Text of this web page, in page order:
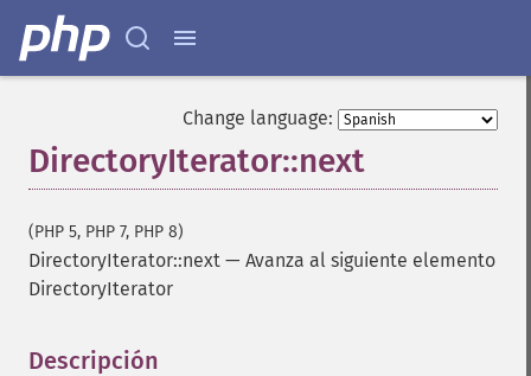
Change language:
DirectoryIterator::next
(PHP 5, PHP 7, PHP 8)
DirectoryIterator::next — Avanza al siguiente elemento
DirectoryIterator
Descripción